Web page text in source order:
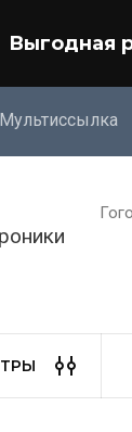
Выгодная
Мультиссылка